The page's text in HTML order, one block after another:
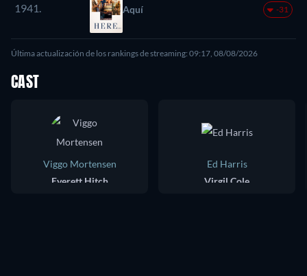
1941. Aquí -31
Última actualización de los rankings de streaming: 09:17, 08/08/2026
CAST
Viggo Mortensen
Everett Hitch
Ed Harris
Virgil Cole